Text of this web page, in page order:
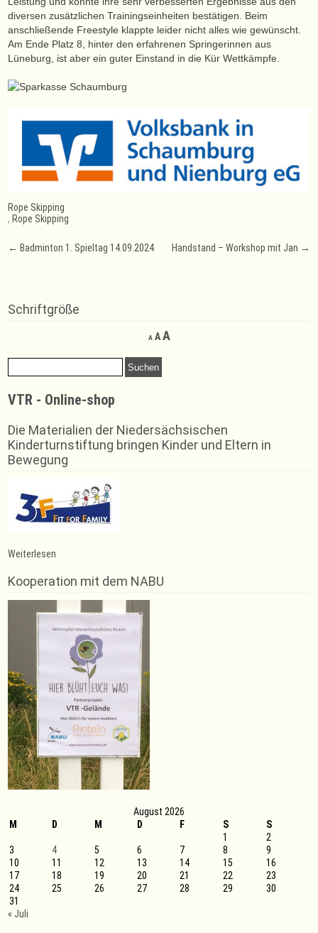
diversen zusätzlichen Trainingseinheiten bestätigen. Beim
anschließende Freestyle klappte leider nicht alles wie gewünscht.
Am Ende Platz 8, hinter den erfahrenen Springerinnen aus
Lüneburg, ist aber ein guter Einstand in die Kür Wettkämpfe.
Rope Skipping
, Rope Skipping
Post
← Badminton 1. Spieltag 14.09.2024 Handstand – Workshop mit Jan →
Schriftgröße
A
Decrease
font
AReset
size.
AIncrease
Suchen
nach:
VTR - Online-shop
Die Materialien der Niedersächsischen
Kinderturnstiftung bringen Kinder und Eltern in
Bewegung
Weiterlesen
1
beim
Wettkampfdebüt
Kooperation mit dem NABU
August 2026
M
D M D F S
S
1
2
3
4 5 6 7 8
9
10
11 12 13 14 15
16
17
18 19 20 21 22
23
24
25 26 27 28 29
30
31
« Juli